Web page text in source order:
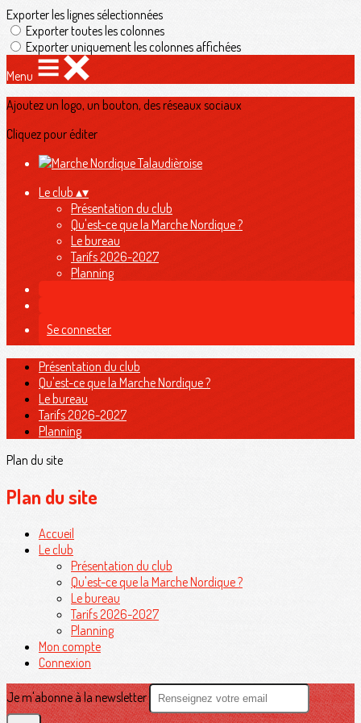
Exporter les lignes sélectionnées
Exporter toutes les colonnes
Exporter uniquement les colonnes affichées
Menu
Ajoutez un logo, un bouton, des réseaux sociaux
Cliquez pour éditer
Le club ▴▾
Présentation du club
Qu'est-ce que la Marche Nordique ?
Le bureau
Tarifs 2026-2027
Planning
Se connecter
Présentation du club
Qu'est-ce que la Marche Nordique ?
Le bureau
Tarifs 2026-2027
Planning
Plan du site
Plan du site
Accueil
Le club
Présentation du club
Qu'est-ce que la Marche Nordique ?
Le bureau
Tarifs 2026-2027
Planning
Mon compte
Connexion
Je m'abonne à la newsletter